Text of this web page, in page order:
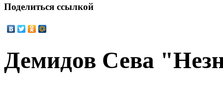
Поделиться ссылкой
Демидов Сева